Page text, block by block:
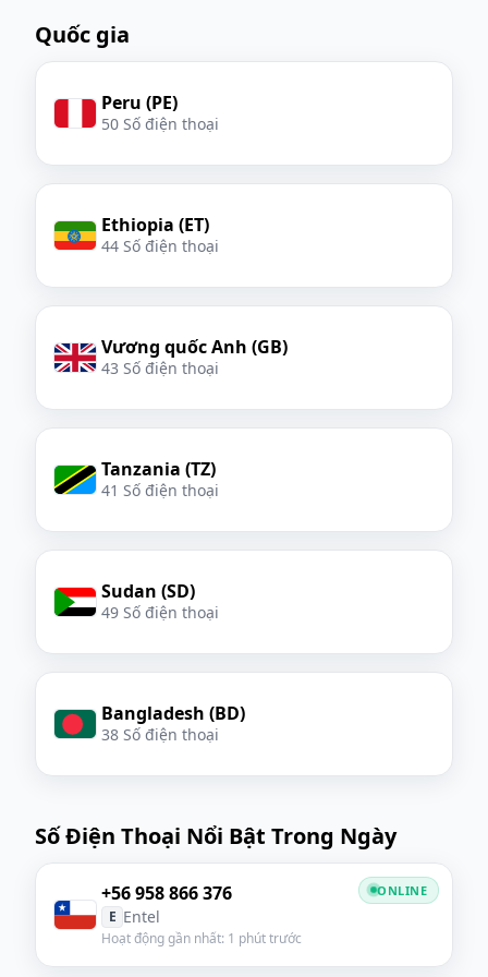
Quốc gia
Peru (PE)
50 Số điện thoại
Ethiopia (ET)
44 Số điện thoại
Vương quốc Anh (GB)
43 Số điện thoại
Tanzania (TZ)
41 Số điện thoại
Sudan (SD)
49 Số điện thoại
Bangladesh (BD)
38 Số điện thoại
Số Điện Thoại Nổi Bật Trong Ngày
+56 958 866 376
E Entel
Hoạt động gần nhất: 1 phút trước
ONLINE